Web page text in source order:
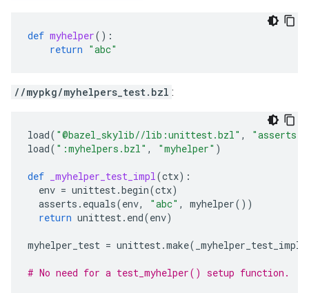
def myhelper():
return "abc"
//mypkg/myhelpers_test.bzl :
load( "@bazel_skylib//lib:unittest.bzl" , "asserts"
load( ":myhelpers.bzl" , "myhelper" )
def _myhelper_test_impl(ctx):
env = unittest.begin(ctx)
asserts . equals(env, "abc" , myhelper())
return unittest. end(env)
myhelper_test = unittest.make( _myhelper_test_impl
# No need for a test_myhelper() setup function.